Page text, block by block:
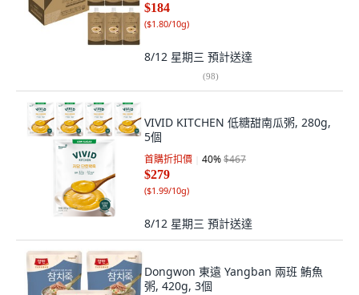
$184
($1.80/10g)
8/12 星期三 預計送達
(98)
VIVID KITCHEN 低糖甜南瓜粥, 280g,
5個
首購折扣價 40%$467
$279
($1.99/10g)
8/12 星期三 預計送達
Dongwon 東遠 Yangban 兩班 鮪魚
粥, 420g, 3個